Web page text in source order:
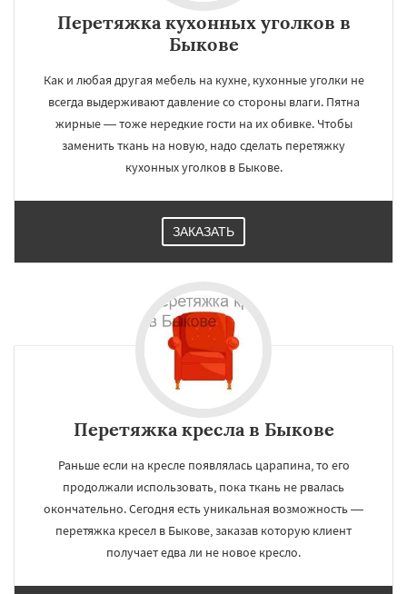
Перетяжка кухонных уголков в
Быкове
Как и любая другая мебель на кухне, кухонные уголки не
всегда выдерживают давление со стороны влаги. Пятна
жирные — тоже нередкие гости на их обивке. Чтобы
заменить ткань на новую, надо сделать перетяжку
кухонных уголков в Быкове.
ЗАКАЗАТЬ
Перетяжка кресла в Быкове
Раньше если на кресле появлялась царапина, то его
продолжали использовать, пока ткань не рвалась
окончательно. Сегодня есть уникальная возможность —
перетяжка кресел в Быкове, заказав которую клиент
получает едва ли не новое кресло.